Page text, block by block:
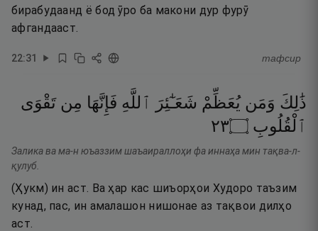
бирабудаанд ё бод ӯро ба макони дур фурӯ
афгандааст.
22:31 тафсир
ذَٰلِكَ وَمَن يُعَظِّمْ شَعَـٰٓئِرَ ٱللَّهِ فَإِنَّهَا مِن تَقْوَى
ٱلْقُلُوبِ ۝٣٢
Залика ва ма-н юъаззим шаъаираллоҳи фа иннаҳа мин тақва-л-
қулуб.
(Ҳукм) ин аст. Ва ҳар кас шиъорҳои Худоро таъзим
кунад, пас, ин амалашон нишонае аз тақвои дилҳо
аст.